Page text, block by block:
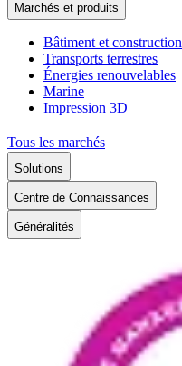
Marchés et produits
Bâtiment et construction
Transports terrestres
Énergies renouvelables
Marine
Impression 3D
Tous les marchés
Solutions
Centre de Connaissances
Généralités